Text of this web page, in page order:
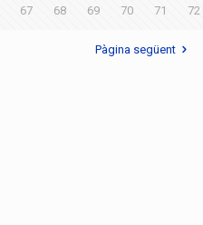
67 68 69 70 71 72
Pàgina següent